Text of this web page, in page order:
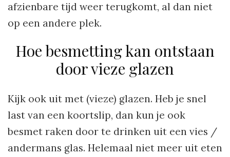
afzienbare tijd weer terugkomt, al dan niet
op een andere plek.
Hoe besmetting kan ontstaan
door vieze glazen
Kijk ook uit met (vieze) glazen. Heb je snel
last van een koortslip, dan kun je ook
besmet raken door te drinken uit een vies /
andermans glas. Helemaal niet meer uit eten